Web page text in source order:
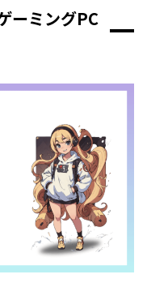
ーミングPC